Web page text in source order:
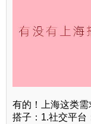
有的！上海这类
搭子：1.社交平台